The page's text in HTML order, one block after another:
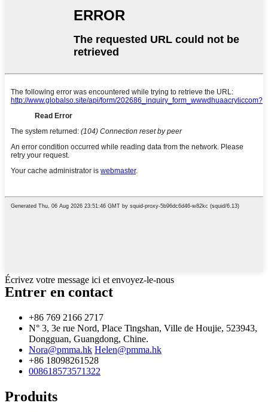
Écrivez votre message ici et envoyez-le-nous
Entrer en contact
+86 769 2166 2717
N° 3, 3e rue Nord, Place Tingshan, Ville de Houjie, 523943,
Dongguan, Guangdong, Chine.
Nora@pmma.hk Helen@pmma.hk
+86 18098261528
008618573571322
Produits